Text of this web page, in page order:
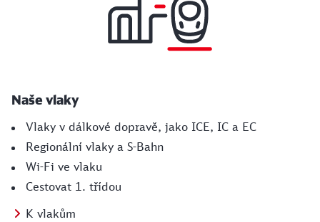
Naše vlaky
Vlaky v dálkové dopravě, jako ICE, IC a EC
Regionální vlaky a S-Bahn
Wi-Fi ve vlaku
Cestovat 1. třídou
K vlakům